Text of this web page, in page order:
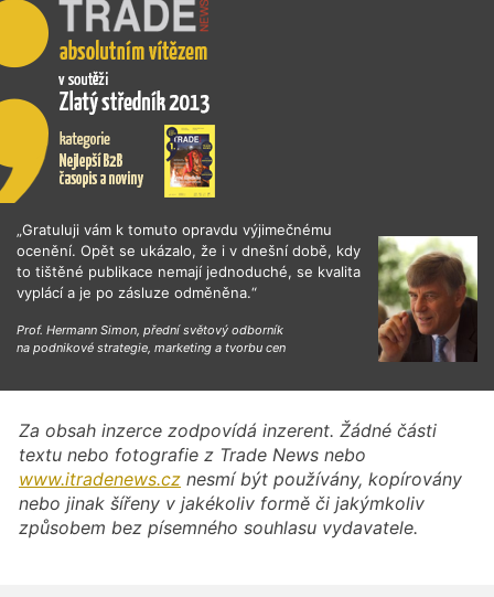
„Gratuluji vám k tomuto opravdu výjimečnému
ocenění. Opět se ukázalo, že i v dnešní době, kdy
to tištěné publikace nemají jednoduché, se kvalita
vyplácí a je po zásluze odměněna.“
Prof. Hermann Simon, přední světový odborník
na podnikové strategie, marketing a tvorbu cen
Za obsah inzerce zodpovídá inzerent. Žádné části
textu nebo fotografie z Trade News nebo
www.itradenews.cz nesmí být používány, kopírovány
nebo jinak šířeny v jakékoliv formě či jakýmkoliv
způsobem bez písemného souhlasu vydavatele.